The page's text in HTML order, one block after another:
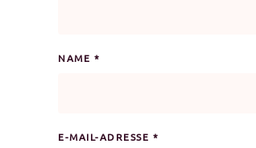
NAME *
E-MAIL-ADRESSE *